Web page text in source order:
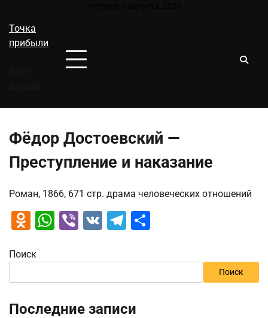
содержимому
Точка
прибыли
Фёдор Достоевский —
Преступление и наказание
Роман, 1866, 671 стр. драма человеческих отношений
Odnoklassniki
WhatsApp
Viber
VK Telegram
Поиск
Поиск
Последние записи